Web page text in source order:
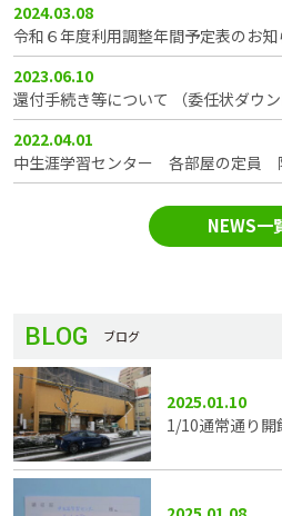
2024.03.08
令和６年度利用調整年間予定表のお知
2023.06.10
還付手続き等について （委任状ダウン
2022.04.01
中生涯学習センター 各部屋の定員
NEWS一
BLOG ブログ
2025.01.10
1/10通常通り開